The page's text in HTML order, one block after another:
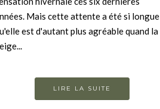
Mais cette attente a été si longue
est d'autant plus agréable quand la
LIRE LA SUITE